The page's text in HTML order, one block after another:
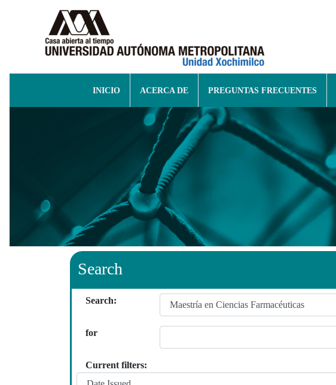
INICIO ACERCA DE PREGUNTAS FRECUENTES
Search
Search:
for
Current filters: